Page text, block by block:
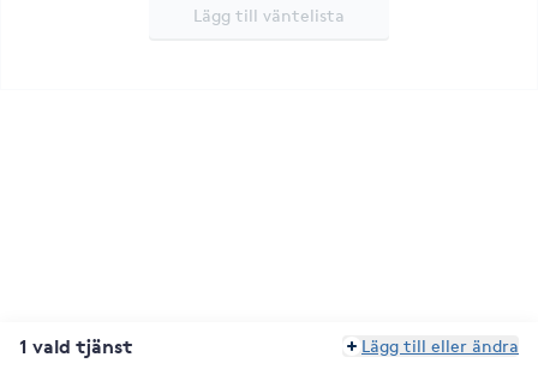
Lägg till väntelista
1 vald tjänst Lägg till eller ändra